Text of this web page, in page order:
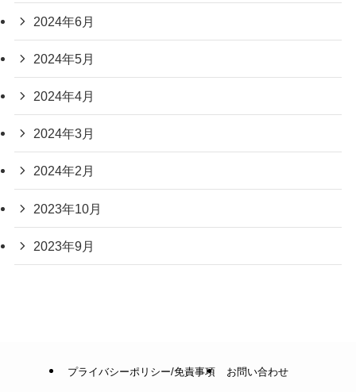
2024年6月
2024年5月
2024年4月
2024年3月
2024年2月
2023年10月
2023年9月
プライバシーポリシー/免責事項 お問い合わせ